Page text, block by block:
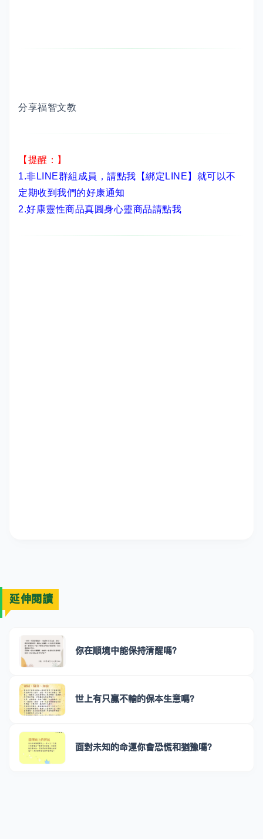
分享福智文教
【提醒：】
1.非LINE群組成員， 請點我【綁定LINE】 就可以不
定期收到我們的好康通知
2.好康靈性商品真圓身心靈商品請點我
延伸閱讀
你在順境中能保持清醒嗎？
世上有只贏不輸的保本生意嗎？
面對未知的命運你會恐慌和猶豫嗎？